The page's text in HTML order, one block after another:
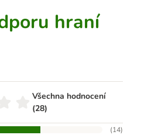
hraní
Všechna hodnocení
(28)
(14)